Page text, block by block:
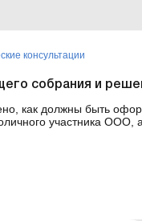
консультации
собрания и
как должны быть
участника ООО, а
документа мо...